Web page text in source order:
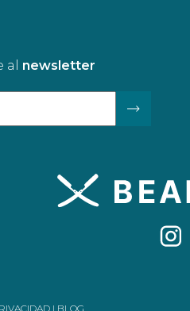
al newsletter
| BLOG